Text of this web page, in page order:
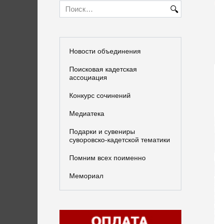
for:
Новости объединения
Поисковая кадетская
ассоциация
Конкурс сочинений
Медиатека
Подарки и сувениры
суворовско-кадетской тематики
Помним всех поименно
Мемориал